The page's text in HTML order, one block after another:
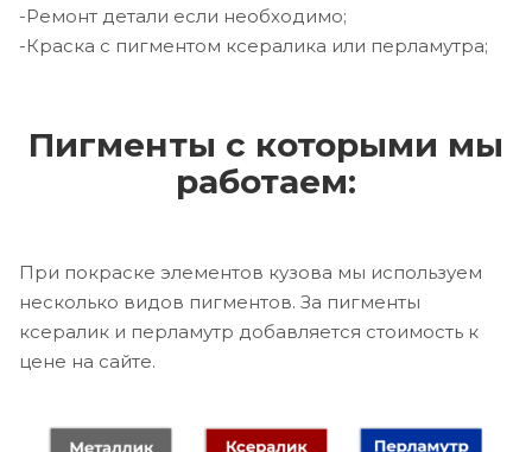
-Ремонт детали если необходимо;
-Краска с пигментом ксералика или перламутра;
Пигменты с которыми мы
работаем:
При покраске элементов кузова мы используем
несколько видов пигментов. За пигменты
ксералик и перламутр добавляется стоимость к
цене на сайте.